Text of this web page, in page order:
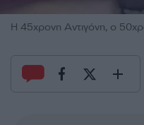
Η 45χρονη Αντιγόνη, ο